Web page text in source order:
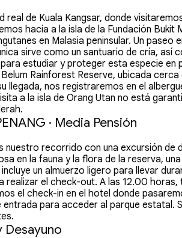
de Kuala Kangsar, donde
hacia a la isla de la Fundación Bukit
en Malasia peninsular. Un paseo
sirve como un santuario de cría, así
estudiar y proteger esta especie en
Rainforest Reserve, ubicada
llegada, nos registraremos en el
a la isla de Orang Utan no está
· Media Pensión
nuestro recorrido con una excursión de
en la fauna y la flora de la reserva,
un almuerzo ligero para llevar
realizar el check-out. A las 12.00
el check-in en el hotel donde
entrada para acceder al parque estatal.
Desayuno